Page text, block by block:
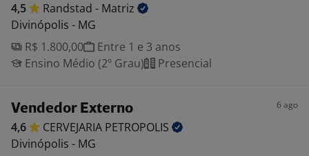
4,5 Randstad - Matriz
Divinópolis - MG
R$ 1.800,00
Entre 1 e 3 anos
Ensino Médio (2º Grau)
Presencial
Vendedor Externo 6 ago
4,6 CERVEJARIA PETROPOLIS
Divinópolis - MG